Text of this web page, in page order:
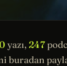
yazı, 247
buradan